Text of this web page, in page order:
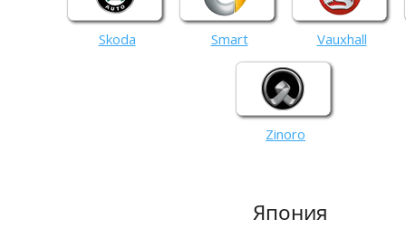
Skoda Smart Vauxhall
Zinoro
Япония